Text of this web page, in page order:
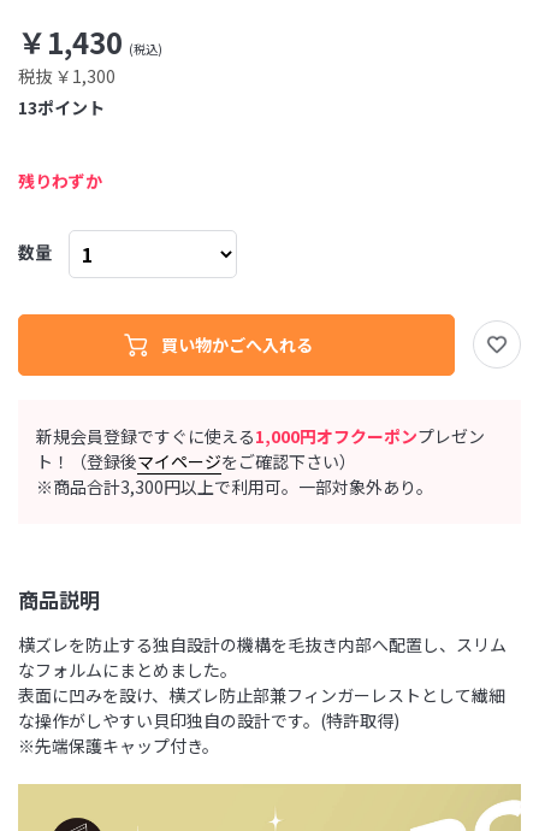
新規会員登録ですぐに使える1,000円オフクーポンプレゼン
ト！（登録後マイページをご確認下さい）
※商品合計3,300円以上で利用可。一部対象外あり。
商品説明
横ズレを防止する独自設計の機構を毛抜き内部へ配置し、スリム
なフォルムにまとめました。
表面に凹みを設け、横ズレ防止部兼フィンガーレストとして繊細
な操作がしやすい貝印独自の設計です。(特許取得)
※先端保護キャップ付き。
￥1,430
税抜 ￥1,300
ポイント
13
残りわずか
数量